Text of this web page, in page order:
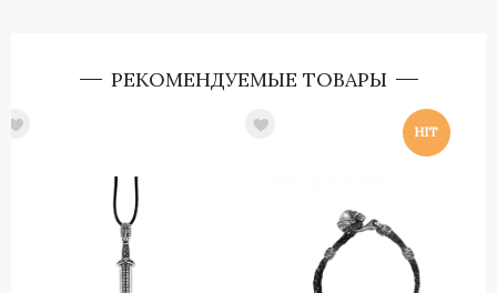
РЕКОМЕНДУЕМЫЕ ТОВАРЫ